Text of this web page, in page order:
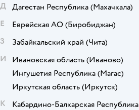
Д Дагестан Республика (Махачкала)
Е
Еврейская АО (Биробиджан)
З
Забайкальский край (Чита)
И
Ивановская область (Иваново)
Ингушетия Республика (Магас)
Иркутская область (Иркутск)
К
Кабардино-Балкарская Республика